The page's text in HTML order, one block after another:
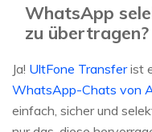
WhatsApp
zu übertragen?
Ja! UltFone Transferist
WhatsApp-Chats von
einfach, sicher und